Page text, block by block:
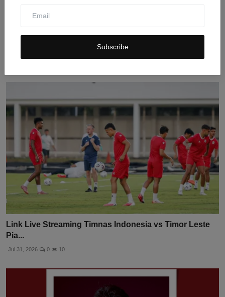
Subscribe
Keputusan Karl-Anthony Towns Tentukan Masa Depan
Link Live Streaming Timnas Indonesia vs Timor Leste
Pia...
Jul 31, 2026 0 10